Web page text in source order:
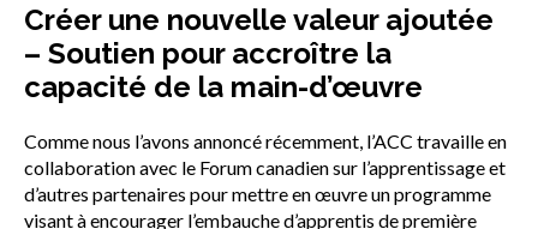
Créer une nouvelle valeur ajoutée
– Soutien pour accroître la
capacité de la main-d’œuvre
Comme nous l’avons annoncé récemment, l’ACC travaille en
collaboration avec le Forum canadien sur l’apprentissage et
d’autres partenaires pour mettre en œuvre un programme
visant à encourager l’embauche d’apprentis de première